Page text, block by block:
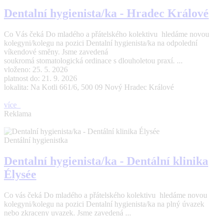
Dentalní hygienista/ka - Hradec Králové
Co Vás čeká Do mladého a přátelského kolektivu hledáme novou
kolegyni/kolegu na pozici Dentalní hygienista/ka na odpolední
víkendové směny. Jsme zavedená
soukromá stomatologická ordinace s dlouholetou praxí. ...
vloženo: 25. 5. 2026
platnost do: 21. 9. 2026
lokalita: Na Kotli 661/6, 500 09 Nový Hradec Králové
více
Reklama
Dentální hygienistka
Dentalní hygienista/ka - Dentální klinika
Élysée
Co vás čeká Do mladého a přátelského kolektivu hledáme novou
kolegyni/kolegu na pozici Dentalní hygienista/ka na plný úvazek
nebo zkraceny uvazek. Jsme zavedená ...